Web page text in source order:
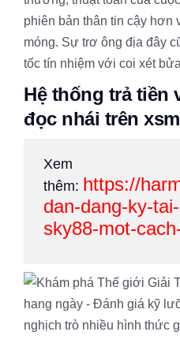
phiên bản thân tin cậy hơn
móng. Sự trơ ông địa đây
tốc tín nhiệm với coi xét
Hệ thống trả
đọc nhái trên
Xem
thêm: https://
dan-dang-ky-
sky88-mot-